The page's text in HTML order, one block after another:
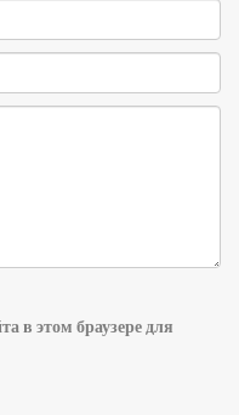
в этом браузере для